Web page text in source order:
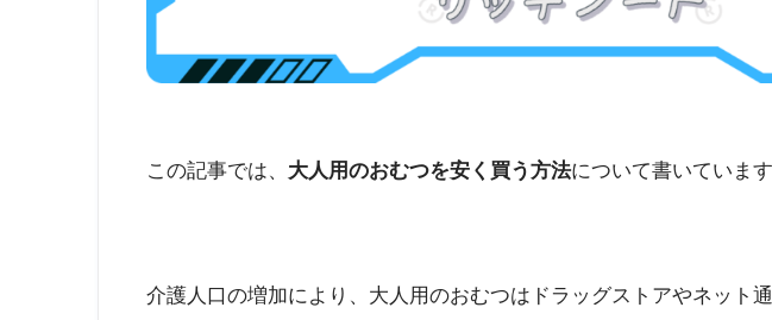
この記事では、 大人用のおむつを安く買う方法について書いています
介護人口の増加により、大人用のおむつはドラッグストアやネット